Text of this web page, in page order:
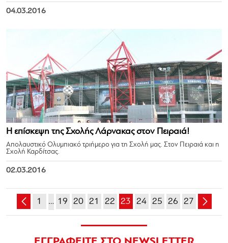
04.03.2016
Η επίσκεψη της Σχολής Λάρνακας στον Πειραιά!
Απολαυστικό Ολυμπιακό τριήμερο για τη Σχολή μας. Στον Πειραιά και η
Σχολή Καρδίτσας.
02.03.2016
1 … 19 20 21 22 23 24 25 26 27